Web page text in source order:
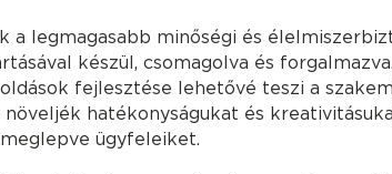
a legmagasabb minőségi és
készül, csomagolva és
fejlesztése lehetővé teszi a
növeljék hatékonyságukat és
ügyfeleiket.